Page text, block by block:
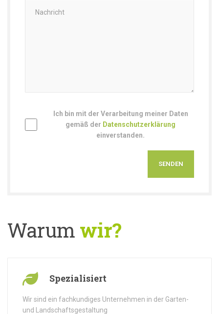
Ich bin mit der Verarbeitung meiner Daten
gemäß der Datenschutzerklärung
einverstanden.
Warum wir?
Spezialisiert
Wir sind ein fachkundiges Unternehmen in der Garten-
und Landschaftsgestaltung